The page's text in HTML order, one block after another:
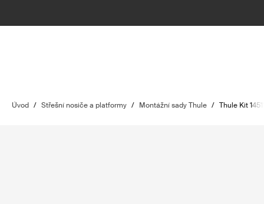
Úvod / Střešní nosiče a platformy / Montážní sady Thule / Thule Kit